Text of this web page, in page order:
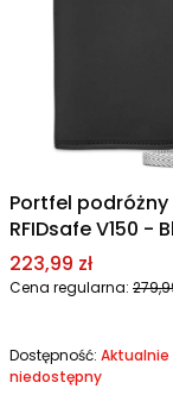
Portfel
RFIDsafe V150 -
Cena promocyjna
223,99 zł
Cena regularna:
Dostępność: Aktualnie
niedostępny